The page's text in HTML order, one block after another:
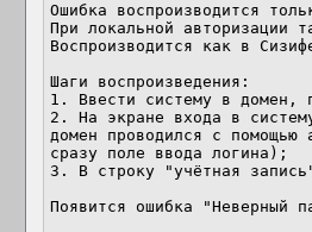
Ошибка воспроизводится
При локальной авторизации
Воспроизводится как в
Шаги воспроизведения:
1. Ввести систему в домен,
2. На экране входа в
домен проводился с
сразу поле ввода логина);
3. В строку "учётная
Появится ошибка "Неверный